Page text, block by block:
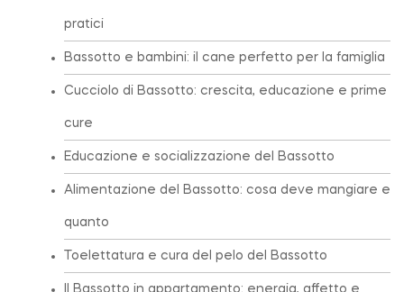
pratici
Bassotto e bambini: il cane perfetto per la famiglia
Cucciolo di Bassotto: crescita, educazione e prime
cure
Educazione e socializzazione del Bassotto
Alimentazione del Bassotto: cosa deve mangiare e
quanto
Toelettatura e cura del pelo del Bassotto